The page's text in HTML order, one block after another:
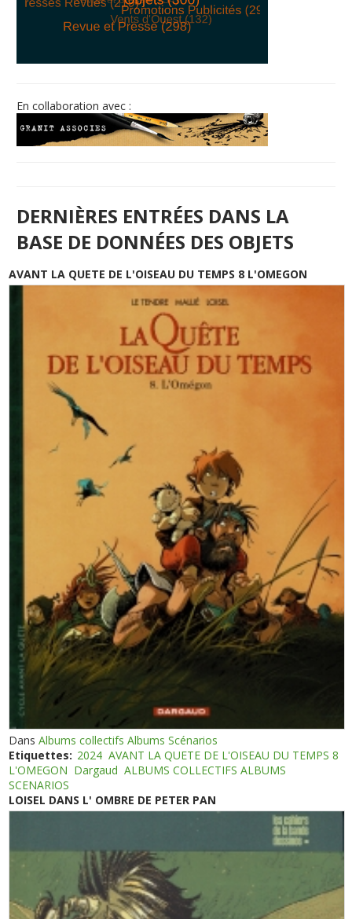
En collaboration avec :
DERNIÈRES ENTRÉES DANS LA
BASE DE DONNÉES DES OBJETS
AVANT LA QUETE DE L'OISEAU DU TEMPS 8 L'OMEGON
DansAlbums collectifs Albums Scénarios
Etiquettes: 2024 AVANT LA QUETE DE L'OISEAU DU TEMPS 8
L'OMEGON Dargaud ALBUMS COLLECTIFS ALBUMS
SCENARIOS
LOISEL DANS L' OMBRE DE PETER PAN